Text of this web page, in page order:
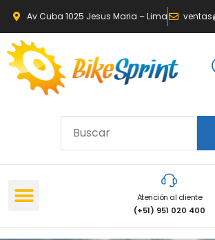
Av Cuba 1025 Jesus Maria – Lima
Atención al cliente
(+51) 951 020 400